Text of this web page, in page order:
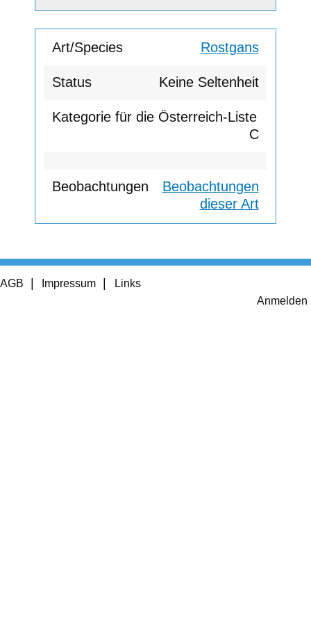
Rostgans
Keine Seltenheit
C
Beobachtungen
dieser Art
Footer
AGB Impressum Links
Anmelden